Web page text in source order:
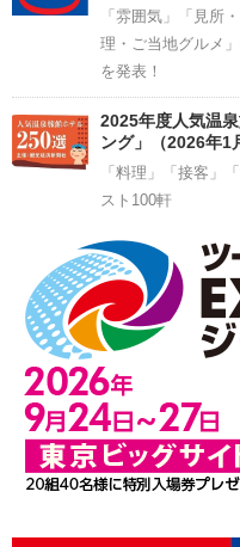
「雰囲気」「見所
理・ご当地グルメ
を発表！
2025年度人気温
ング」（2026年1
「料理」「接客」
スト100軒